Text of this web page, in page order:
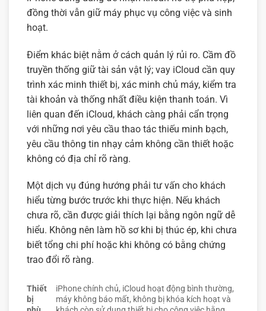
đồng thời vẫn giữ máy phục vụ công việc và sinh
hoạt.
Điểm khác biệt nằm ở cách quản lý rủi ro. Cầm đồ
truyền thống giữ tài sản vật lý; vay iCloud cần quy
trình xác minh thiết bị, xác minh chủ máy, kiểm tra
tài khoản và thống nhất điều kiện thanh toán. Vì
liên quan đến iCloud, khách càng phải cẩn trọng
với những nơi yêu cầu thao tác thiếu minh bạch,
yêu cầu thông tin nhạy cảm không cần thiết hoặc
không có địa chỉ rõ ràng.
Một dịch vụ đúng hướng phải tư vấn cho khách
hiểu từng bước trước khi thực hiện. Nếu khách
chưa rõ, cần được giải thích lại bằng ngôn ngữ dễ
hiểu. Không nên làm hồ sơ khi bị thúc ép, khi chưa
biết tổng chi phí hoặc khi không có bằng chứng
trao đổi rõ ràng.
Thiết
bị
iPhone chính chủ, iCloud hoạt động bình thường,
máy không báo mất, không bị khóa kích hoạt và